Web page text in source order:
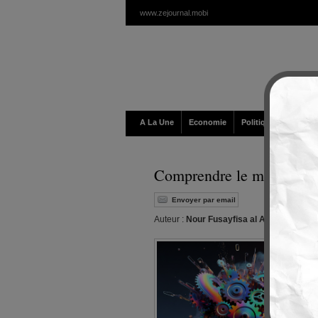
www.zejournal.mobi
A La Une Economie Politique /
Comprendre le monde
Envoyer par email
Auteur : Nour Fusayfisa al Arz et